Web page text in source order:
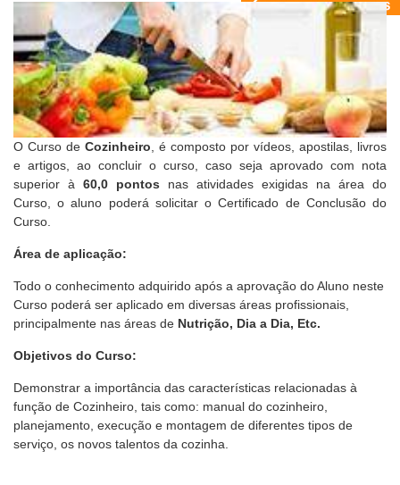
O Curso de Cozinheiro , é composto por vídeos, apostilas, livros
e artigos, ao concluir o curso, caso seja aprovado com nota
superior à 60,0 pontos nas atividades exigidas na área do
Curso, o aluno poderá solicitar oCertificado de Conclusão do
Curso
Área de aplicação:
Todo o conhecimento adquirido após a aprovação do Aluno neste
Curso poderá ser aplicado em diversas áreas profissionais,
principalmente nas áreas de Nutrição, Dia a Dia, Etc.
Objetivos do Curso:
Demonstrar a importância das características relacionadas à
função de Cozinheiro, tais como: manual do cozinheiro,
planejamento, execução e montagem de diferentes tipos de
serviço, os novos talentos da cozinha.